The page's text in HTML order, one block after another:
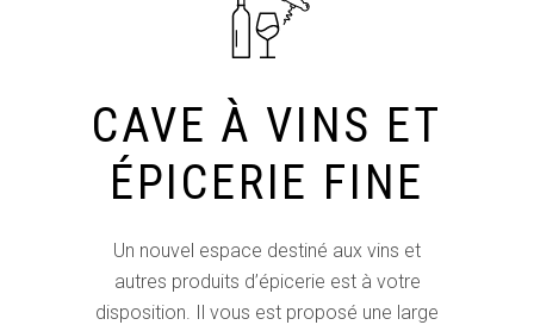
CAVE À VINS ET
ÉPICERIE FINE
Un nouvel espace destiné aux vins et
autres produits d’épicerie est à votre
disposition. Il vous est proposé une large